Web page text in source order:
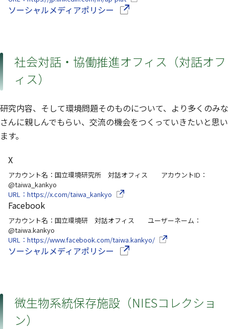
ソーシャルメディアポリシー （別ウインドウで開きます）
社会対話・協働推進オフィス（対話オフ
ィス）
研究内容、そして環境問題そのものについて、より多くのみな
さんに親しんでもらい、交流の機会をつくっていきたいと思い
ます。
X
アカウント名：国立環境研究所 対話オフィス アカウントID：
@taiwa_kankyo
URL：https://x.com/taiwa_kankyo （別ウインドウで開きます）
Facebook
アカウント名：国立環境研 対話オフィス ユーザーネーム：
@taiwa.kankyo
URL：https://www.facebook.com/taiwa.kankyo/（別ウインドウで開き
ソーシャルメディアポリシー （別ウインドウで開きます）
微生物系統保存施設（NIESコレクショ
ン）